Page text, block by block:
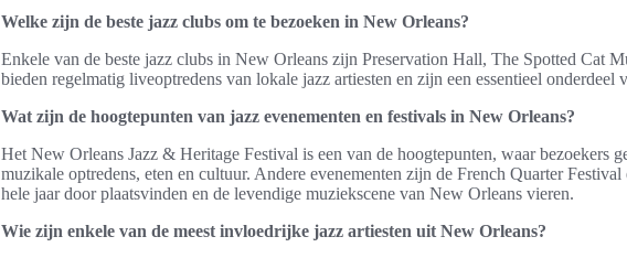
Welke zijn de beste jazz clubs om te bezoeken in New Orleans?
Enkele van de beste jazz clubs in New Orleans zijn Preservation Hall, The Spotted Cat
bieden regelmatig liveoptredens van lokale jazz artiesten en zijn een essentieel onderdeel
Wat zijn de hoogtepunten van jazz evenementen en festivals in New Orleans?
Het New Orleans Jazz & Heritage Festival is een van de hoogtepunten, waar bezoekers
muzikale optredens, eten en cultuur. Andere evenementen zijn de French Quarter Festival
hele jaar door plaatsvinden en de levendige muziekscene van New Orleans vieren.
Wie zijn enkele van de meest invloedrijke jazz artiesten uit New Orleans?